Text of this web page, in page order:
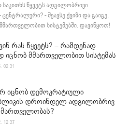
წყვეტს ადგილობრივი
- შეავსე ქვიზი და გაიგე,
სისტემებში. დავიწყოთ!
რას წყვეტს? – რამდენად
იცნობ მმართველობით სისტემას
02:31
იცნობ დემოკრატიული
დროინდელ ადგილობრივ
12:37